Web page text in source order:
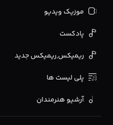
موزیک ویدیو
پادکست
ریمیکس,ریمیکس جدید
پلی لیست ها
آرشیو هنرمندان